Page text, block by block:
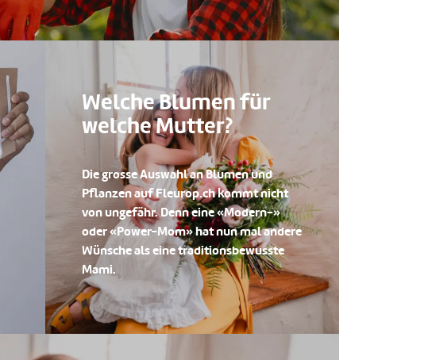
Welche Blumen für
welche Mutter?
Die grosse Auswahl an Blumen und
Pflanzen auf Fleurop.ch kommt nicht
von ungefähr. Denn eine «Modern-»
oder «Power-Mom» hat nun mal andere
Wünsche als eine traditionsbewusste
Mami.